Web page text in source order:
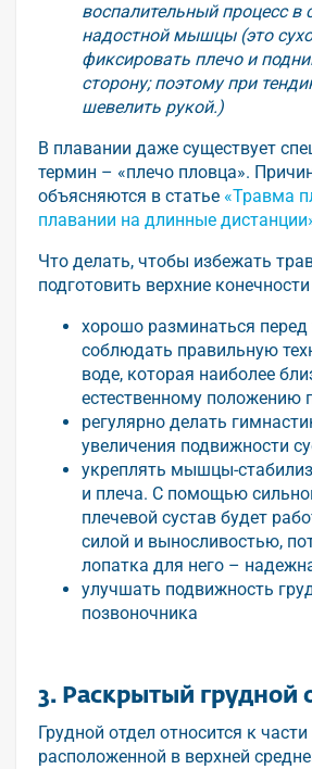
воспалительный процесс в
надостной мышцы (это
фиксировать плечо и
сторону; поэтому при
шевелить рукой.)
В плавании даже существует
термин – «плечо пловца».
объясняются в статье «Травма
плавании на длинные
Что делать, чтобы избежать
подготовить верхние
хорошо разминаться перед
соблюдать правильную
воде, которая наиболее
естественному положению
регулярно делать
увеличения подвижности
укреплять мышцы-
и плеча. С помощью
плечевой сустав будет
силой и выносливостью,
лопатка для него –
улучшать подвижность
позвоночника
3. Раскрытый грудной
Грудной отдел относится к
расположенной в верхней